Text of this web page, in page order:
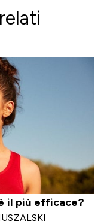
il più efficace?